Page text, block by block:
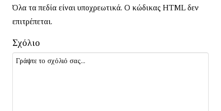
Όλα τα πεδία είναι υποχρεωτικά. Ο κώδικας HTML δεν
επιτρέπεται.
Σχόλιο